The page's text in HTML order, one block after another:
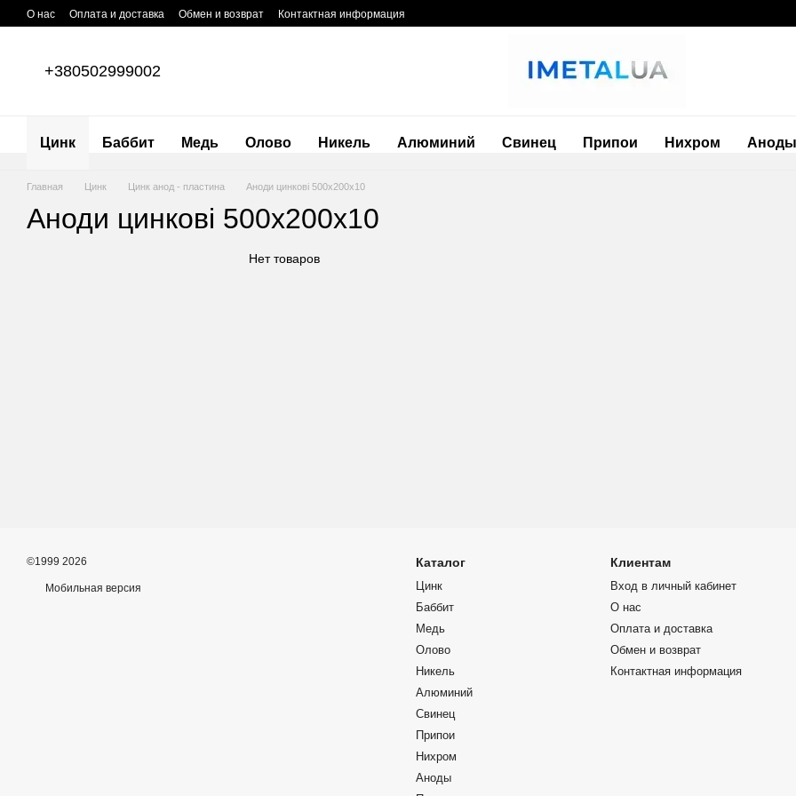
Перейти к основному контенту
О нас Оплата и доставка Обмен и возврат Контактная информация
+380502999002
Цинк Баббит Медь Олово Никель Алюминий Свинец Припои Нихром Аноды
Главная Цинк Цинк анод - пластина Аноди цинкові 500х200х10
Аноди цинкові 500х200х10
Нет товаров
©1999 2026
Мобильная версия
Каталог
Цинк
Баббит
Медь
Олово
Никель
Алюминий
Свинец
Припои
Нихром
Аноды
Клиентам
Вход в личный кабинет
О нас
Оплата и доставка
Обмен и возврат
Контактная информация